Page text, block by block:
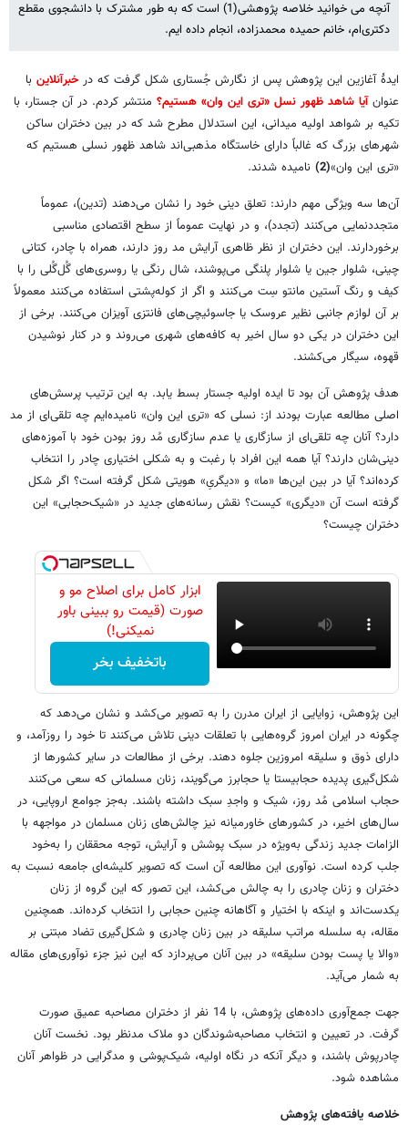
آنچه می خوانید خلاصه پژوهشی(1) است که به طور مشترک با دانشجوی مقطع
دکتری‌ام، خانم حمیده محمدزاده، انجام داده ایم.
ایدۀ آغازین این پژوهش پس از نگارش جُستاری شکل گرفت که درخبرآنلاین با
عنوانآیا شاهد ظهور نسل «تری این وان» هستیم؟ منتشر کردم. در آن جستار، با
تکیه بر شواهد اولیه میدانی، این استدلال مطرح شد که در بین دختران ساکن
شهرهای بزرگ که غالباً دارای خاستگاه مذهبی‌اند شاهد ظهور نسلی هستیم که
«‌تری این وان»(2)
نامیده شدند.
آن‌ها سه ویژگی مهم دارند: تعلق دینی خود را نشان می‌دهند (تدین)، عموماً
متجددنمایی می‌کنند (تجدد)، و در نهایت عموماً از سطح اقتصادی مناسبی
برخوردارند. این دختران از نظر ظاهری آرایش مد روز دارند، همراه با چادر، کتانی
چینی، شلوار جین یا شلوار پلنگی می‌پوشند، شال رنگی یا روسری‌های گُل‌گُلی را با
کیف و رنگ آستین مانتو سِت می‌کنند و اگر از کوله‌پشتی استفاده می‌کنند معمولاً
بر آن لوازم جانبی نظیر عروسک یا جاسوئیچی‌های فانتزی آویزان می‌کنند. برخی از
این دختران در یکی دو سال اخیر به کافه‌های شهری ‌می‌روند و در کنار نوشیدن
قهوه، سیگار می‌کشند.
هدف پژوهش آن بود تا ایده اولیه جستار بسط یابد. به این ترتیب پرسش‌های
اصلی مطالعه عبارت بودند از: نسلی که «‌تری این وان» نامیده‌ایم چه تلقی‌ای از مد
دارد؟ آنان چه تلقی‌ای از سازگاری یا عدم سازگاری مُد روز بودن خود با آموزه‌های
دینی‌شان دارند؟ آیا همه این افراد با رغبت و به شکلی اختیاری چادر را انتخاب
کرده‌اند؟ آیا در بین این‌ها «ما» و «دیگریِ» هویتی شکل گرفته است؟ اگر شکل
گرفته است آن «دیگری» کیست؟ نقش رسانه‌های جدید در «شیک‌حجابی» این
دختران چیست؟
ابزار کامل برای اصلاح مو و
صورت (قیمت رو ببینی باور
نمیکنی!)
باتخفیف بخر
این پژوهش، زوایایی از ایران مدرن را به تصویر می‌کشد و نشان می‌دهد که
چگونه در ایران امروز گروه‌هایی با تعلقات دینی تلاش می‌کنند تا خود را روزآمد، و
دارای ذوق و سلیقه امروزین جلوه دهند. برخی از مطالعات در سایر کشورها از
شکل‌گیری پدیده حجابیستا یا حجابرز می‌گویند، زنان مسلمانی که سعی می‌کنند
حجاب اسلامی مُد روز، شیک و واجدِ سبک داشته باشند. به‌جز جوامع اروپایی، در
سال‌های اخیر، در کشورهای خاورمیانه نیز چالش‌های زنان مسلمان در مواجهه با
الزامات جدید زندگی به‌ویژه در سبک پوشش و آرایش، توجه محققان را به‌خود
جلب کرده است. نوآوری این مطالعه آن است که تصویر کلیشه‌ای جامعه نسبت به
دختران و زنان چادری را به چالش می‌کشد، این تصور که این گروه از زنان
یکدست‌اند و اینکه با اختیار و آگاهانه چنین حجابی را انتخاب کرده‌اند. همچنین
مقاله، به سلسله مراتب سلیقه در بین زنان چادری و شکل‌گیری تضاد مبتنی بر
«والا یا پست بودن سلیقه» در بین آنان می‌پردازد که این نیز جزء نوآوری‌های مقاله
به شمار می‌آید.
جهت جمع‌آوری داده‌های پژوهش، با 14 نفر از دختران مصاحبه عمیق صورت
گرفت. در تعیین و انتخاب مصاحبه‌شوندگان دو ملاک مدنظر بود. نخست آنان
چادرپوش باشند، و دیگر آنکه در نگاه اولیه، شیک‌پوشی و مدگرایی در ظواهر آنان
مشاهده شود.
خلاصه یافته‌های پژوهش